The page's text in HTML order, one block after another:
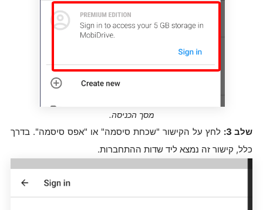
מסך הכניסה.
שלב 3:
לחץ על הקישור "שכחת סיסמה" או "אפס סיסמה". בדרך
כלל, קישור זה נמצא ליד שדות ההתחברות.